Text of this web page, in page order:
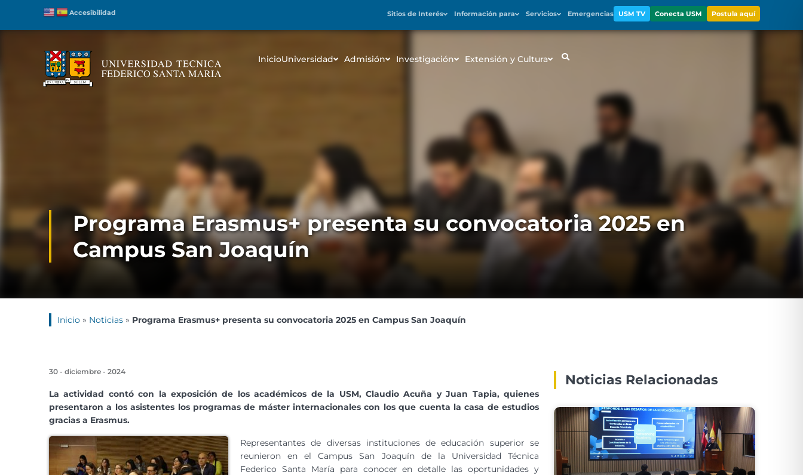
Accesibilidad Sitios de Interés Información para Servicios Emergencias USM TV Conecta USM Postula aquí
InicioUniversidad Admisión Investigación Extensión y Cultura
Programa Erasmus+ presenta su convocatoria 2025 en
Campus San Joaquín
Inicio » Noticias » Programa Erasmus+ presenta su convocatoria 2025 en Campus San Joaquín
30 - diciembre - 2024
La actividad contó con la exposición de los académicos de la USM, Claudio Acuña y Juan Tapia, quienes
presentaron a los asistentes los programas de máster internacionales con los que cuenta la casa de estudios
gracias a Erasmus.
Representantes de diversas instituciones de educación superior se
reunieron en el Campus San Joaquín de la Universidad Técnica
Federico Santa María para conocer en detalle las oportunidades y
Noticias Relacionadas